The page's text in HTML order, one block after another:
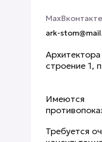
МахВконтакте
ark-
строение 1,
Имеются
Требуется